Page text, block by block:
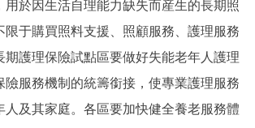
用於因生活自理能力缺失而産生的長期照
限于購買照料支援、照顧服務、護理服務
期護理保險試點區要做好失能老年人護理
險服務機制的統籌銜接，使專業護理服務
人及其家庭。各區要加快健全養老服務體